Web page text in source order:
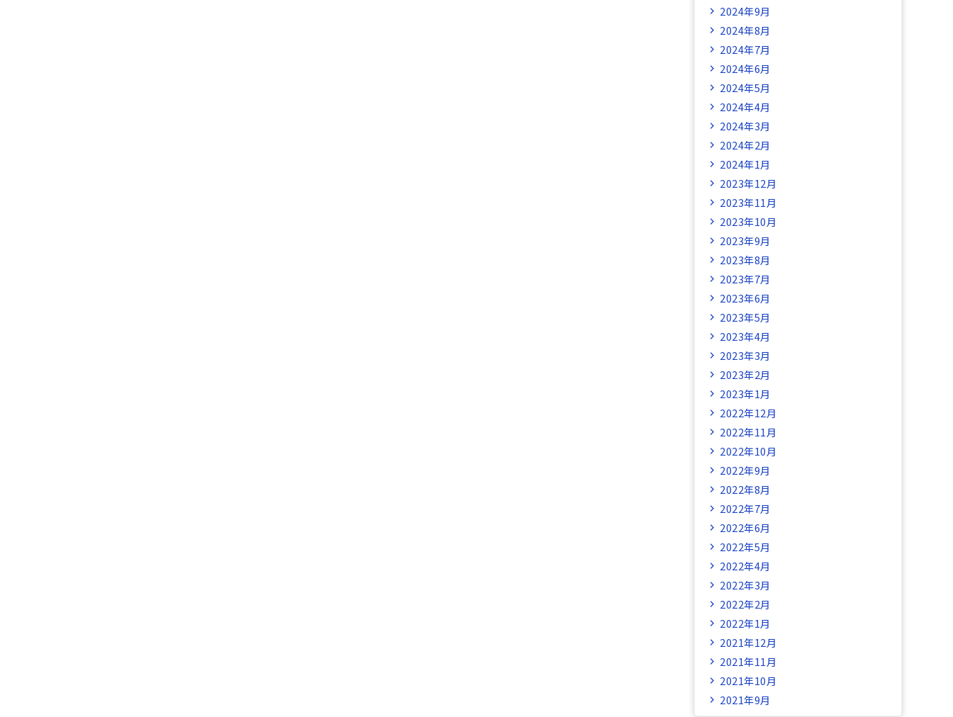
2024年9月
2024年8月
2024年7月
2024年6月
2024年5月
2024年4月
2024年3月
2024年2月
2024年1月
2023年12月
2023年11月
2023年10月
2023年9月
2023年8月
2023年7月
2023年6月
2023年5月
2023年4月
2023年3月
2023年2月
2023年1月
2022年12月
2022年11月
2022年10月
2022年9月
2022年8月
2022年7月
2022年6月
2022年5月
2022年4月
2022年3月
2022年2月
2022年1月
2021年12月
2021年11月
2021年10月
2021年9月